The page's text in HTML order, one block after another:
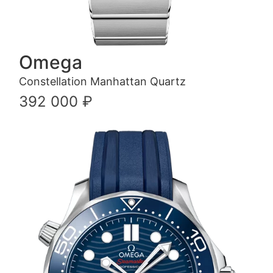
Omega
Constellation Manhattan Quartz
392 000 ₽